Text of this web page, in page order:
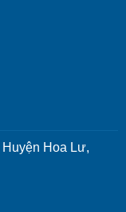
Hoa Lư,